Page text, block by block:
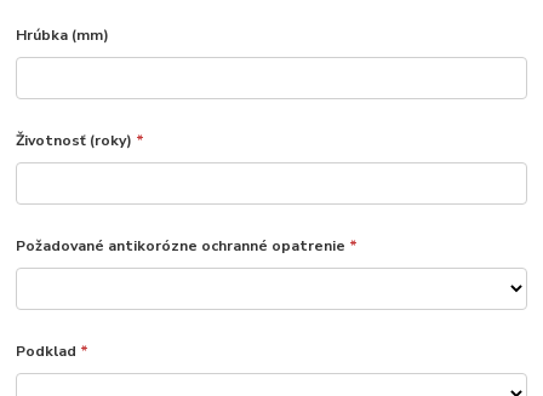
Hrúbka (mm)
Životnosť (roky) *
Požadované antikorózne ochranné opatrenie *
Podklad *